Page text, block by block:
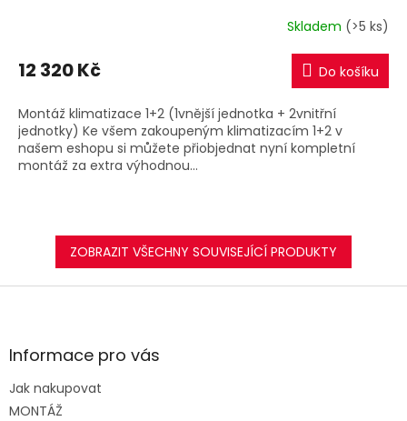
R
M
A
Skladem (>5 ks)
12 320 Kč Do košíku
Montáž klimatizace 1+2 (1vnější jednotka + 2vnitřní
jednotky) Ke všem zakoupeným klimatizacím 1+2 v
našem eshopu si můžete přiobjednat nyní kompletní
montáž za extra výhodnou...
ZOBRAZIT VŠECHNY SOUVISEJÍCÍ PRODUKTY
Z
aInformace pro vás
Jak nakupovat
MONTÁŽ